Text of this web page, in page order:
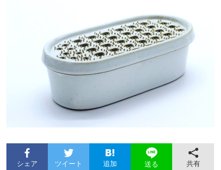
シェア ツイート 追加 送る 共有